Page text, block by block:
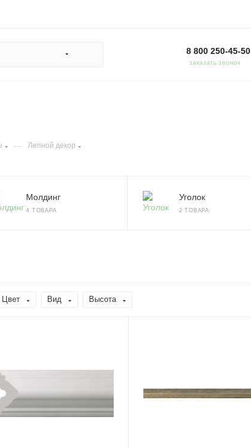
8 800 250-45-50
ЗАКАЗАТЬ ЗВОНОК
— Лепной декор
Молдинг
4 ТОВАРА
Уголок
2 ТОВАРА
Цвет Вид Высота